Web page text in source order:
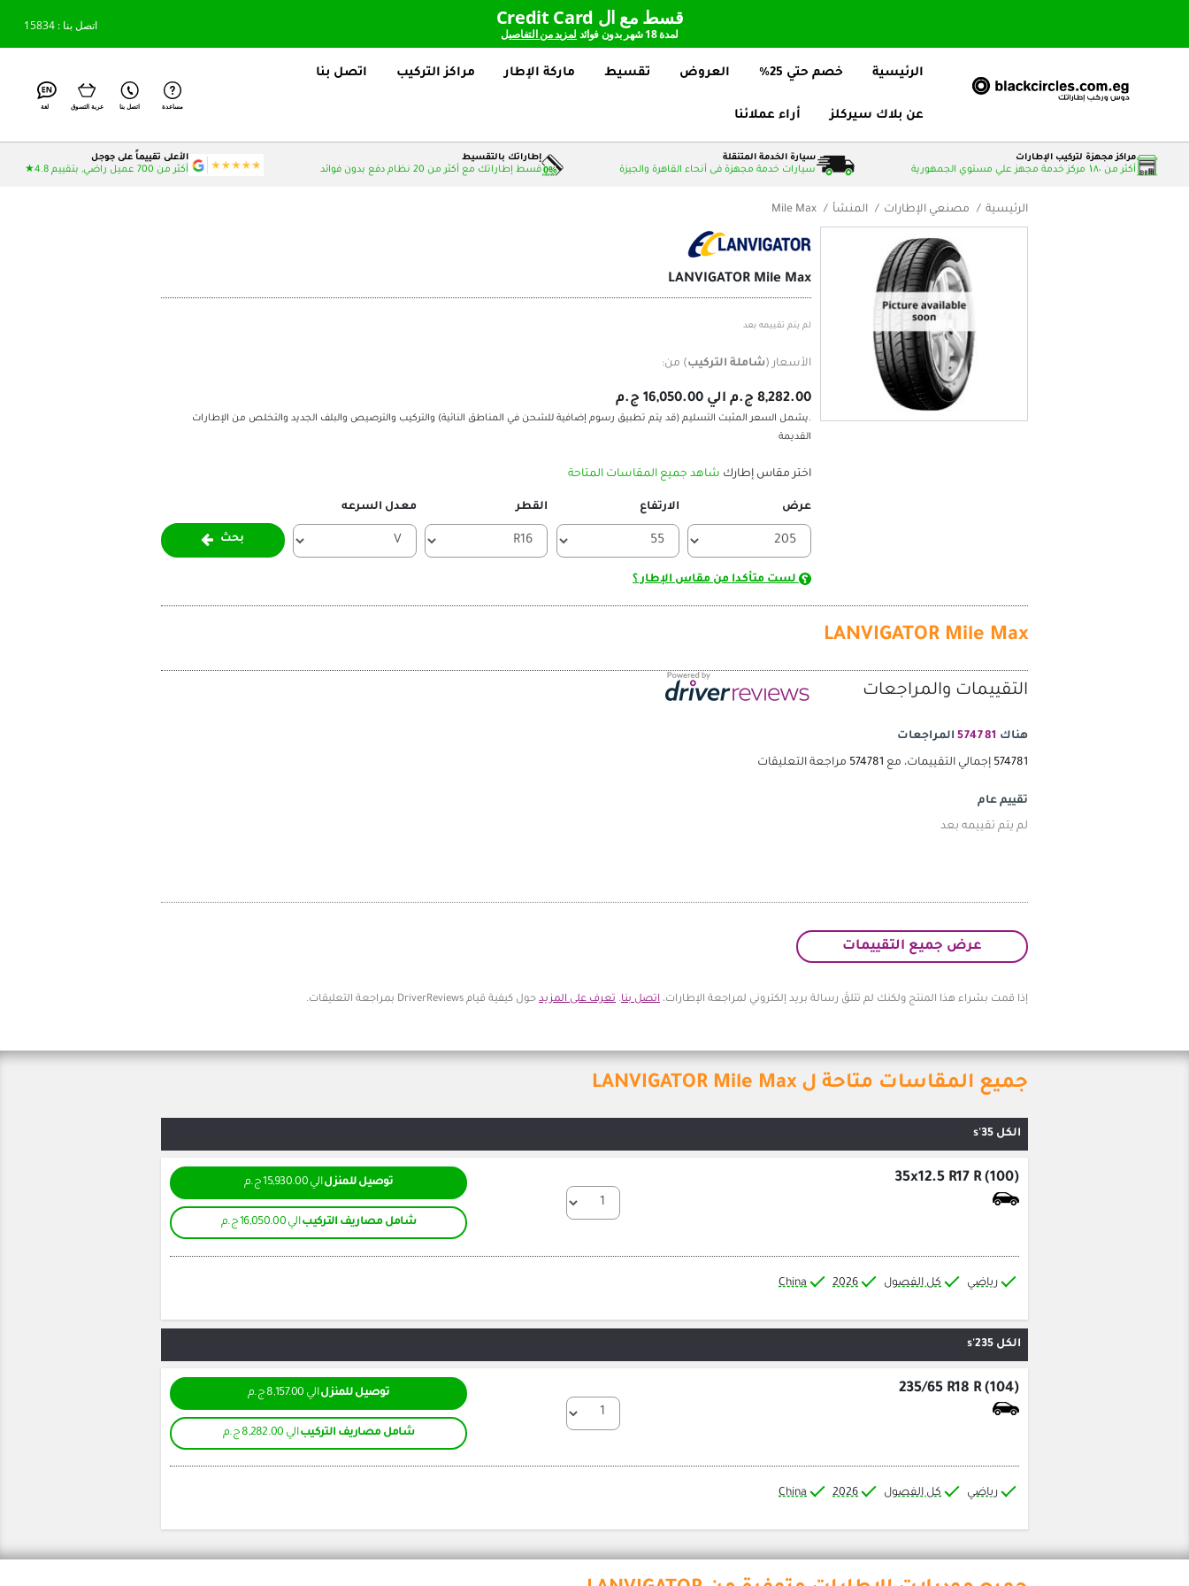
اتصل بنا : 15834 قسط مع ال Credit Card
لمدة 18 شهر بدون فوائد لمزيد من التفاصيل
الرئيسية خصم حتي 25% العروض تقسيط ماركة الإطار مراكز التركيب اتصل بنا
عن بلاك سيركلز أراء عملائنا
مساعدة اتصل بنا عربة التسوق لغة
مراكز مجهزة لتركيب الإطارات
أكثر من ۱٨٠ مركز خدمة مجهز علي مستوي الجمهورية
سيارة الخدمة المتنقلة
سيارات خدمة مجهزة فى أنحاء القاهرة والجيزة
إطاراتك بالتقسيط
قسط إطاراتك مع أكثر من 20 نظام دفع بدون فوائد
الأعلى تقييماً على جوجل
أكثر من 700 عميل راضي, بتقييم 4.8★
الرئيسية مصنعي الإطارات المنشأ Mile Max
LANVIGATOR Mile Max
لم يتم تقييمه بعد
الأسعار (شاملة التركيب) من:
8,282.00 ج.م الي 16,050.00 ج.م
.يشمل السعر المثبت التسليم (قد يتم تطبيق رسوم إضافية للشحن في المناطق النائية) والتركيب والترصيص والبلف الجديد والتخلص من الإطارات
القديمة
اختر مقاس إطارك شاهد جميع المقاسات المتاحة
عرض الارتفاع القطر معدل السرعه
بحث
لست متأكدا من مقاس الإطار ؟
LANVIGATOR Mile Max
التقييمات والمراجعات
هناك 574781 المراجعات
574781 إجمالي التقييمات، مع 574781 مراجعة التعليقات
تقييم عام
لم يتم تقييمه بعد
عرض جميع التقييمات
إذا قمت بشراء هذا المنتج ولكنك لم تتلقَ رسالة بريد إلكتروني لمراجعة الإطارات، اتصل بنا. تعرف على المزيد حول كيفية قيام DriverReviews بمراجعة التعليقات.
جميع المقاسات متاحة ل LANVIGATOR Mile Max
الكل 35's
35x12.5 R17 R (100) توصيل للمنزلالي 15,930.00 ج.م
شامل مصاريف التركيبالي 16,050.00 ج.م
رياضي كل الفصول 2026
China
الكل 235's
235/65 R18 R (104) توصيل للمنزلالي 8,157.00 ج.م
شامل مصاريف التركيبالي 8,282.00 ج.م
رياضي كل الفصول 2026
China